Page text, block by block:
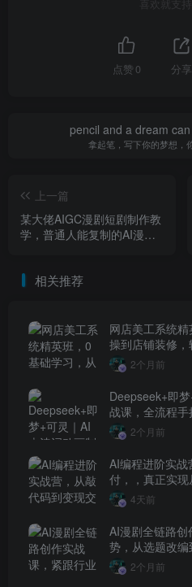
喜欢就支
点赞 0 分享
pencil and a dream
拿起笔，写下你的梦想，
上一篇
某大佬AIGC漫剧短剧制作教
学，普通人能复制的AI漫剧
相关推荐
网店美工系统
操到店铺装修
2个月前
Deepseek+即
战课，全流程手
2个月前
AI编程进阶实
付，，真正实现
盈利”的跨越
4天前
AI漫剧全链路
势，从选题改
质作品2个月前